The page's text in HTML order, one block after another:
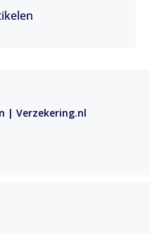
| Verzekering.nl